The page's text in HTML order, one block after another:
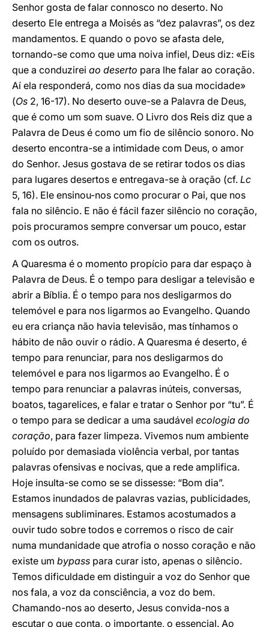
Senhor gosta de falar connosco no deserto. No
deserto Ele entrega a Moisés as “dez palavras”, os dez
mandamentos. E quando o povo se afasta dele,
tornando-se como que uma noiva infiel, Deus diz: «Eis
que a conduzirei ao deserto para lhe falar ao coração.
Aí ela responderá, como nos dias da sua mocidade»
(Os 2, 16-17). No deserto ouve-se a Palavra de Deus,
que é como um som suave. O Livro dos Reis diz que a
Palavra de Deus é como um fio de silêncio sonoro. No
deserto encontra-se a intimidade com Deus, o amor
do Senhor. Jesus gostava de se retirar todos os dias
para lugares desertos e entregava-se à oração (cf. Lc
5, 16). Ele ensinou-nos como procurar o Pai, que nos
fala no silêncio. E não é fácil fazer silêncio no coração,
pois procuramos sempre conversar um pouco, estar
com os outros.
A Quaresma é o momento propício para dar espaço à
Palavra de Deus. É o tempo para desligar a televisão e
abrir a Bíblia. É o tempo para nos desligarmos do
telemóvel e para nos ligarmos ao Evangelho. Quando
eu era criança não havia televisão, mas tínhamos o
hábito de não ouvir o rádio. A Quaresma é deserto, é
tempo para renunciar, para nos desligarmos do
telemóvel e para nos ligarmos ao Evangelho. É o
tempo para renunciar a palavras inúteis, conversas,
boatos, tagarelices, e falar e tratar o Senhor por “tu”. É
o tempo para se dedicar a uma saudável ecologia do
coração, para fazer limpeza. Vivemos num ambiente
poluído por demasiada violência verbal, por tantas
palavras ofensivas e nocivas, que a rede amplifica.
Hoje insulta-se como se se dissesse: “Bom dia”.
Estamos inundados de palavras vazias, publicidades,
mensagens subliminares. Estamos acostumados a
ouvir tudo sobre todos e corremos o risco de cair
numa mundanidade que atrofia o nosso coração e não
existe um bypass para curar isto, apenas o silêncio.
Temos dificuldade em distinguir a voz do Senhor que
nos fala, a voz da consciência, a voz do bem.
Chamando-nos ao deserto, Jesus convida-nos a
escutar o que conta, o importante, o essencial. Ao